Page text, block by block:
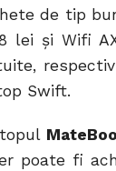
de tip
lei și Wifi
Swift.
poate fi